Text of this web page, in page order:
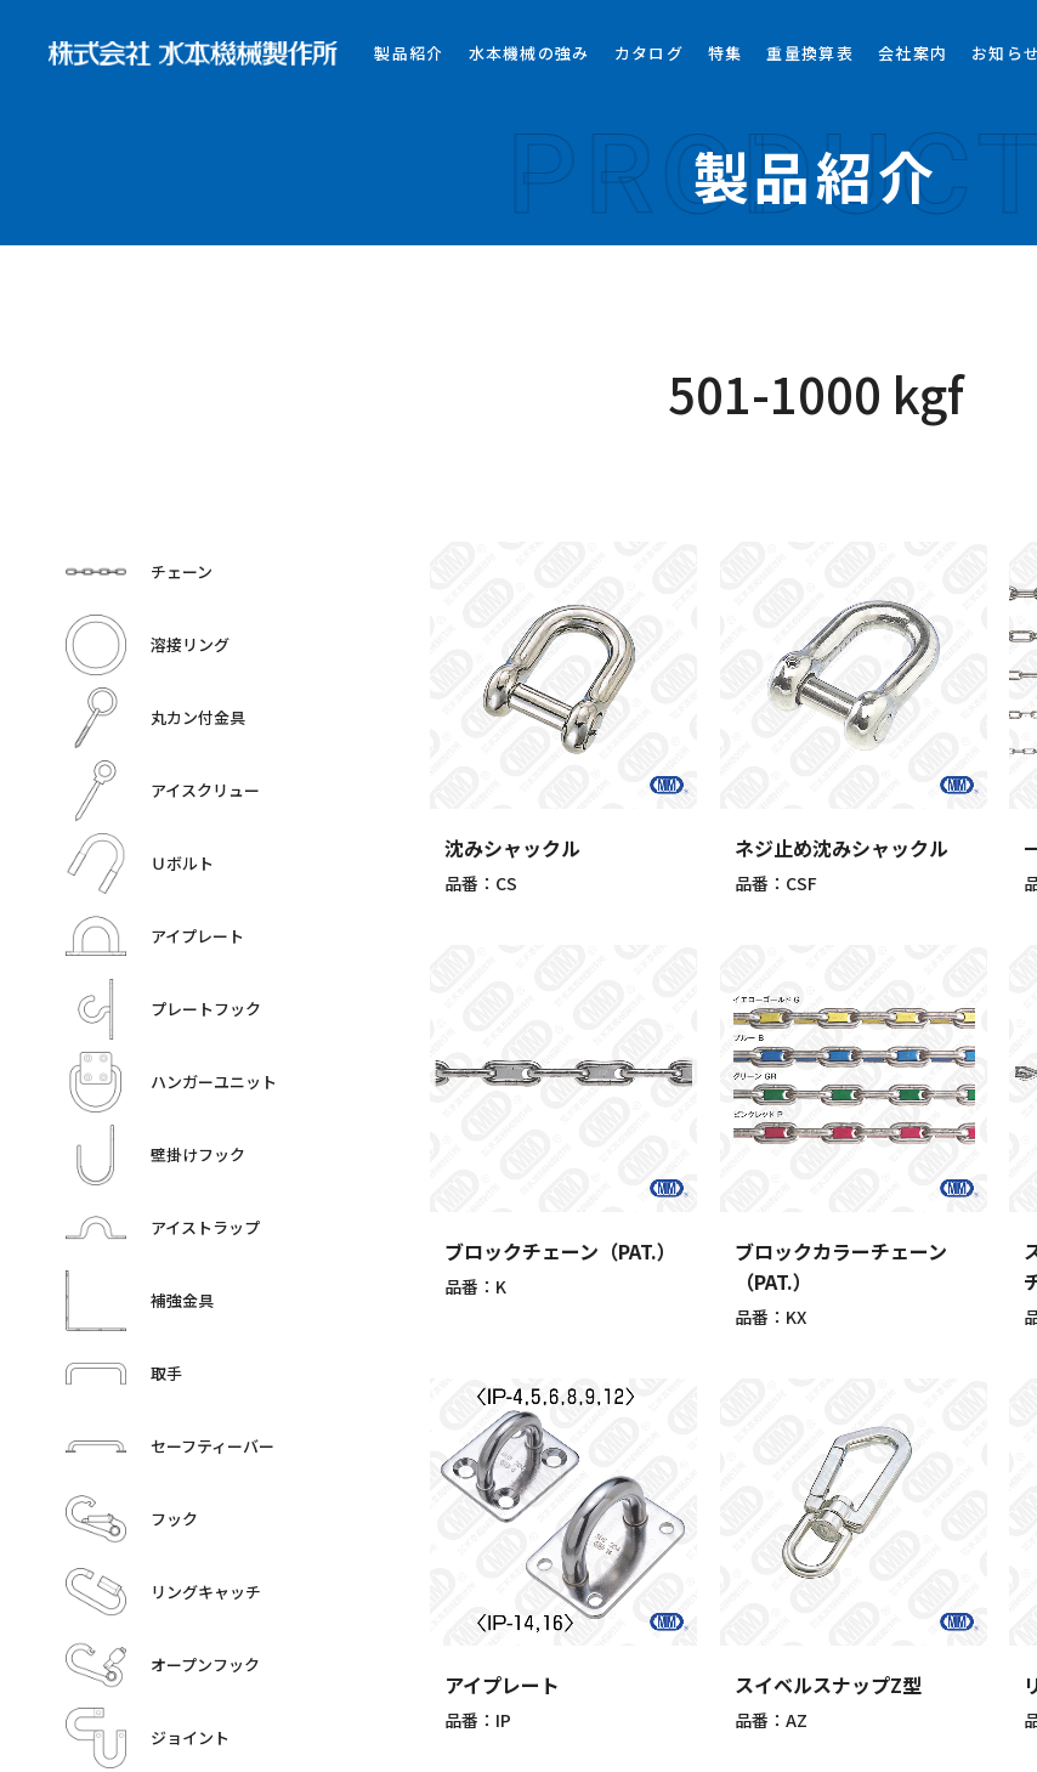
製品紹介 水本機械の強み カタログ 特集 重量換算表 会社案内 お知らせ
製品紹介
501-1000 kgf
チェーン
溶接リング
丸カン付金具
アイスクリュー
Ｕボルト
アイプレート
プレートフック
ハンガーユニット
壁掛けフック
アイストラップ
補強金具
取手
セーフティーバー
フック
リングキャッチ
オープンフック
ジョイント
沈みシャックル
品番：CS
ネジ止め沈みシャックル
品番：CSF
ブロックチェーン（PAT.）
品番：K
ブロックカラーチェーン
（PAT.）
品番：KX
アイプレート
品番：IP
スイベルスナップZ型
品番：AZ